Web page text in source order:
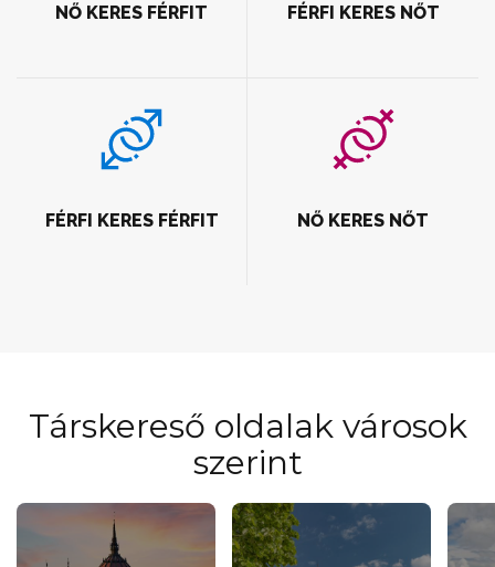
NŐ KERES FÉRFIT FÉRFI KERES NŐT
FÉRFI KERES FÉRFIT NŐ KERES NŐT
Társkereső oldalak városok
szerint